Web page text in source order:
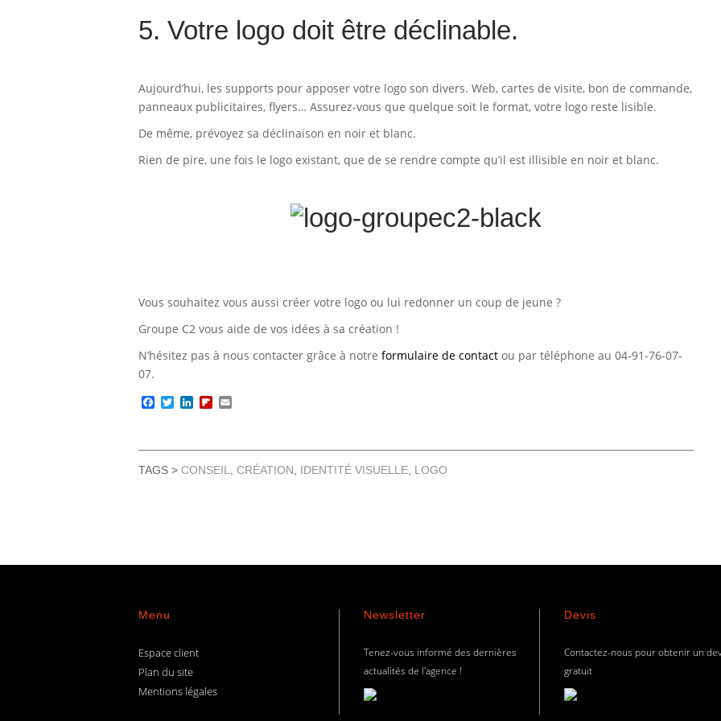
5. Votre logo doit être déclinable.
Aujourd’hui, les supports pour apposer votre logo son divers. Web, cartes de visite, bon de commande,
panneaux publicitaires, flyers… Assurez-vous que quelque soit le format, votre logo reste lisible.
De même, prévoyez sa déclinaison en noir et blanc.
Rien de pire, une fois le logo existant, que de se rendre compte qu’il est illisible en noir et blanc.
Vous souhaitez vous aussi créer votre logo ou lui redonner un coup de jeune ?
Groupe C2 vous aide de vos idées à sa création !
N’hésitez pas à nous contacter grâce à notre formulaire de contact ou par téléphone au 04-91-76-07-
07.
Facebook
TwitterLinkedInFlipboard
TAGS > CONSEIL CRÉATION IDENTITÉ VISUELLE LOGO
Menu
Espace client
Plan du site
Mentions légales
Newsletter
Tenez-vous informé des dernières
actualités de l'agence !
Devis
Contactez-nous pour obtenir un
gratuit